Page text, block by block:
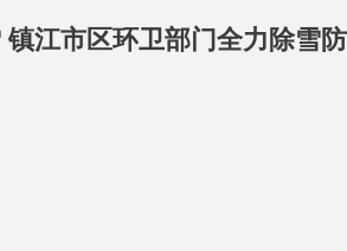
江市区环卫部门全力除雪